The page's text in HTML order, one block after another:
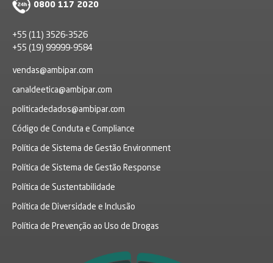
0800 117 2020
+55 (11) 3526-3526
+55 (19) 99999-9584
vendas@ambipar.com
canaldeetica@ambipar.com
politicadedados@ambipar.com
Código de Conduta e Compliance
Política de Sistema de Gestão Environment
Política de Sistema de Gestão Response
Política de Sustentabilidade
Política de Diversidade e Inclusão
Política de Prevenção ao Uso de Drogas